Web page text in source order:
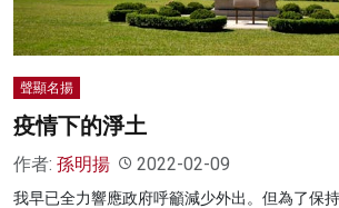
聲顯名揚
疫情下的淨土
作者: 孫明揚 2022-02-09
我早已全力響應政府呼籲減少外出。但為了保